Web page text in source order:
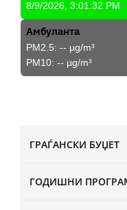
ГРАЃАНСКИ БУЏЕТ
ГОДИШНИ
8/9/2026, 3:01:32 PM
Амбуланта
PM2.5: -- µg/m³
PM10: -- µg/m³